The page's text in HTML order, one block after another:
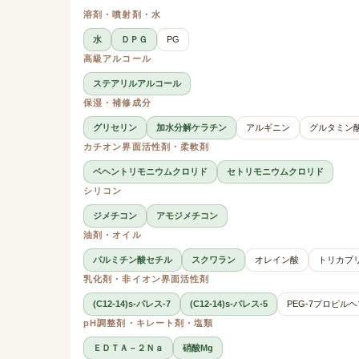
溶剤・噴射剤・水
水 ＤＰＧ
PG
高級アルコール
ステアリルアルコール
保湿・補修成分
グリセリン 加水分解ケラチン アルギニン
グルタミン
カチオン界面活性剤・柔軟剤
ベヘントリモニウムクロリド
セトリモニウムクロリド
シリコン
ジメチコン
アモジメチコン
油剤・オイル
パルミチン酸セチル スクワラン オレイン酸
トリカプ
乳化剤・非イオン界面活性剤
(C12-14)s-パレス-7 (C12-14)s-パレス-5 PEG-7プロピル
pH調整剤・キレート剤・塩類
ＥＤＴＡ－２Ｎａ
硝酸Mg